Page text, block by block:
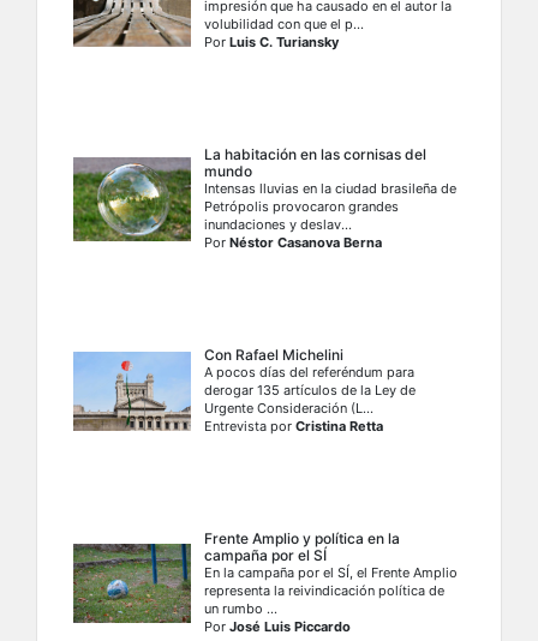
impresión que ha causado en el autor la
volubilidad con que el p...
PorLuis C. Turiansky
La habitación en las cornisas del
mundo
Intensas lluvias en la ciudad brasileña de
Petrópolis provocaron grandes
inundaciones y deslav...
PorNéstor Casanova Berna
Con Rafael Michelini
A pocos días del referéndum para
derogar 135 artículos de la Ley de
Urgente Consideración (L...
Entrevista porCristina Retta
Frente Amplio y política en la
campaña por el SÍ
En la campaña por el SÍ, el Frente Amplio
representa la reivindicación política de
un rumbo ...
PorJosé Luis Piccardo